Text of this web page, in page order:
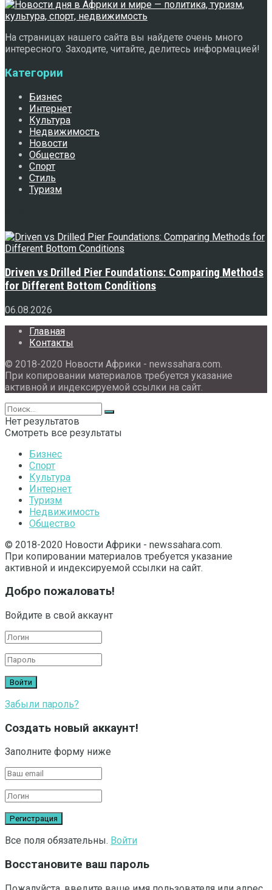
На страницах нашего сайта вы найдете очень много
интересного. Заходите, читайте, делитесь информацией!
Категории
Бизнес
Интернет
Культура
Недвижимость
Новости
Общество
Спорт
Стиль
Туризм
Driven vs Drilled Pier Foundations: Comparing Methods
for Different Bottom Conditions
06.08.2026
Главная
Контакты
© 2018-2020 Новости Африки - newssahara.com.
При копировании материалов требуется указание
активной и индексируемой ссылки на сайт.
Нет результатов
Смотреть все результаты
Бизнес
Спорт
Культура
Интернет
Туризм
Недвижимость
Общество
© 2018-2020 Новости Африки - newssahara.com.
При копировании материалов требуется указание
активной и индексируемой ссылки на сайт.
Добро пожаловать!
Войдите в свой аккаунт
Забыли пароль?
Создать новый аккаунт!
Заполните форму ниже
Все поля обязательны. Войти
Восстановите ваш пароль